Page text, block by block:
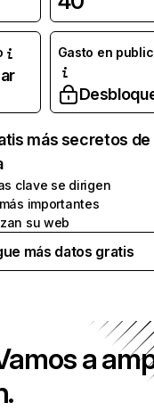
Gasto en
más secretos de
clave se dirigen
importantes
su web
más datos gratis
a